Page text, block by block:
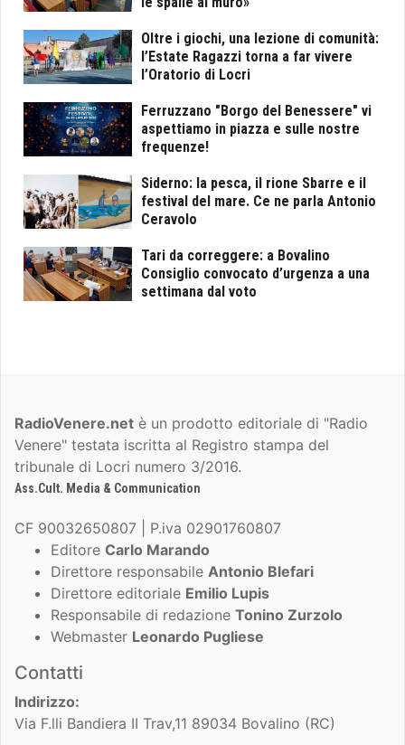
Oltre i giochi, una lezione di comunità:
l’Estate Ragazzi torna a far vivere
l’Oratorio di Locri
Ferruzzano "Borgo del Benessere" vi
aspettiamo in piazza e sulle nostre
frequenze!
Siderno: la pesca, il rione Sbarre e il
festival del mare. Ce ne parla Antonio
Ceravolo
Tari da correggere: a Bovalino
Consiglio convocato d’urgenza a una
settimana dal voto
RadioVenere.net è un prodotto editoriale di "Radio
Venere" testata iscritta al Registro stampa del
tribunale di Locri numero 3/2016.
Ass.Cult. Media & Communication
CF 90032650807 | P.iva 02901760807
Editore Carlo Marando
Direttore responsabile Antonio Blefari
Direttore editoriale Emilio Lupis
Responsabile di redazione Tonino Zurzolo
Webmaster Leonardo Pugliese
Contatti
Indirizzo:
Via F.lli Bandiera II Trav,11 89034 Bovalino (RC)